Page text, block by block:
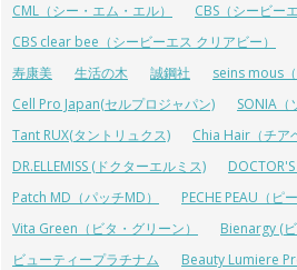
CML（シー・エム・エル）
CBS（シービー
CBS clear bee（シービーエス クリアビー）
寿康美
生活の木 誠鋼社 seins mous（
Cell Pro Japan(セルプロジャパン)
SONIA（
Tant RUX(タントリュクス)
Chia Hair（チア
DR.ELLEMISS (ドクターエルミス)
Patch MD（パッチMD）
PECHE PEAU（ピ
Vita Green（ビタ・グリーン）
Bienargy (
ビューティープラチナム
Beauty Lumiere